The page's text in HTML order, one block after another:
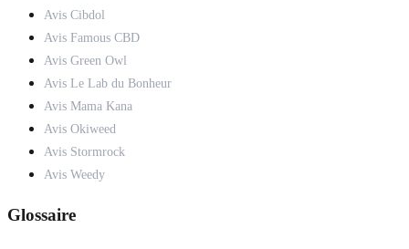
Avis Cibdol
Avis Famous CBD
Avis Green Owl
Avis Le Lab du Bonheur
Avis Mama Kana
Avis Okiweed
Avis Stormrock
Avis Weedy
Glossaire